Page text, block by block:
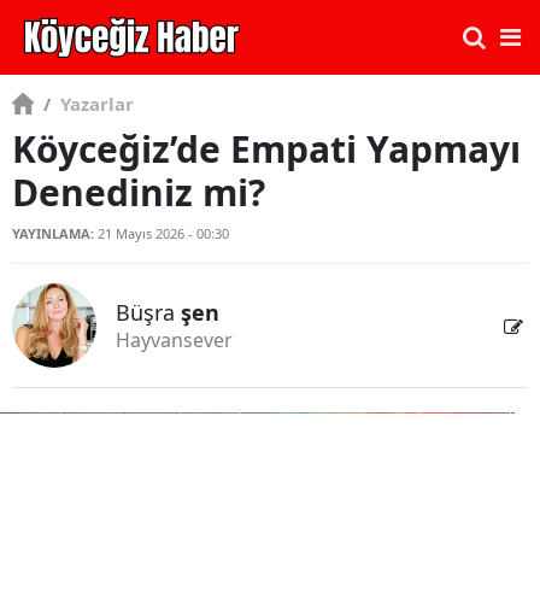
/ Yazarlar
Köyceğiz’de Empati Yapmayı
Denediniz mi?
YAYINLAMA: 21 Mayıs 2026 - 00:30
Büşra şen
Hayvansever